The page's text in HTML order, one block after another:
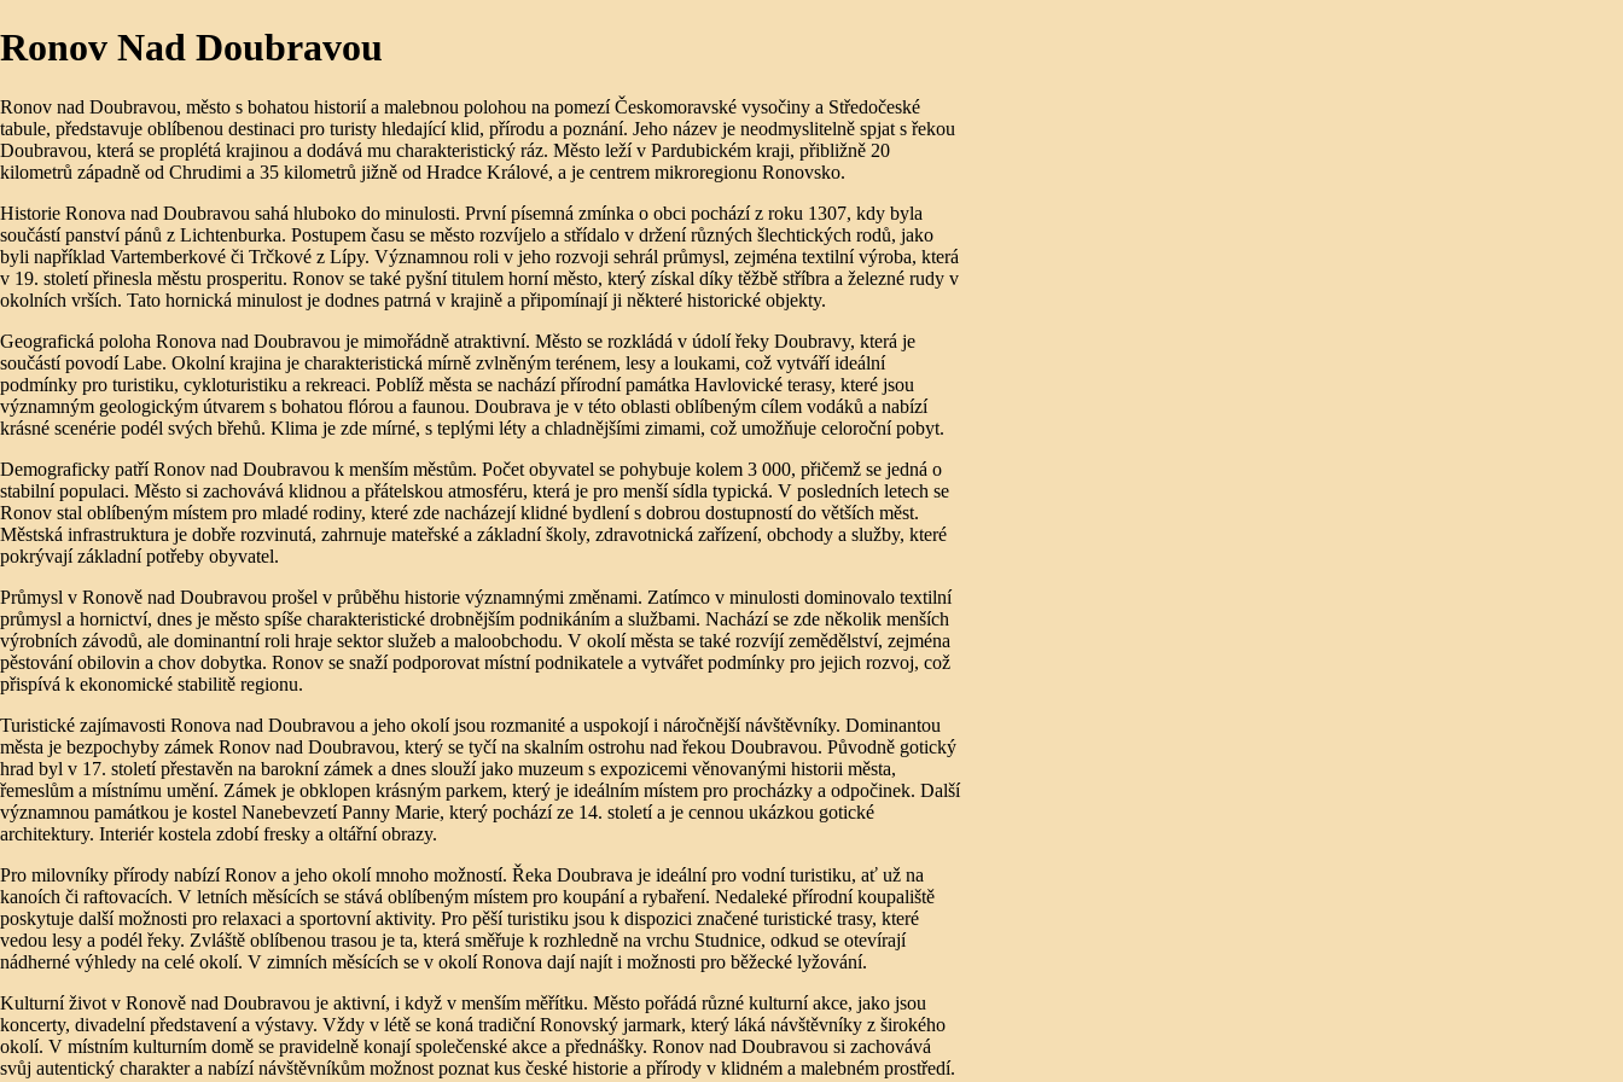
Ronov Nad Doubravou
Ronov nad Doubravou, město s bohatou historií a malebnou polohou na pomezí Českomoravské vysočiny a Středočeské
tabule, představuje oblíbenou destinaci pro turisty hledající klid, přírodu a poznání. Jeho název je neodmyslitelně spjat s řekou
Doubravou, která se proplétá krajinou a dodává mu charakteristický ráz. Město leží v Pardubickém kraji, přibližně 20
kilometrů západně od Chrudimi a 35 kilometrů jižně od Hradce Králové, a je centrem mikroregionu Ronovsko.
Historie Ronova nad Doubravou sahá hluboko do minulosti. První písemná zmínka o obci pochází z roku 1307, kdy byla
součástí panství pánů z Lichtenburka. Postupem času se město rozvíjelo a střídalo v držení různých šlechtických rodů, jako
byli například Vartemberkové či Trčkové z Lípy. Významnou roli v jeho rozvoji sehrál průmysl, zejména textilní výroba, která
v 19. století přinesla městu prosperitu. Ronov se také pyšní titulem horní město, který získal díky těžbě stříbra a železné rudy v
okolních vrších. Tato hornická minulost je dodnes patrná v krajině a připomínají ji některé historické objekty.
Geografická poloha Ronova nad Doubravou je mimořádně atraktivní. Město se rozkládá v údolí řeky Doubravy, která je
součástí povodí Labe. Okolní krajina je charakteristická mírně zvlněným terénem, lesy a loukami, což vytváří ideální
podmínky pro turistiku, cykloturistiku a rekreaci. Poblíž města se nachází přírodní památka Havlovické terasy, které jsou
významným geologickým útvarem s bohatou flórou a faunou. Doubrava je v této oblasti oblíbeným cílem vodáků a nabízí
krásné scenérie podél svých břehů. Klima je zde mírné, s teplými léty a chladnějšími zimami, což umožňuje celoroční pobyt.
Demograficky patří Ronov nad Doubravou k menším městům. Počet obyvatel se pohybuje kolem 3 000, přičemž se jedná o
stabilní populaci. Město si zachovává klidnou a přátelskou atmosféru, která je pro menší sídla typická. V posledních letech se
Ronov stal oblíbeným místem pro mladé rodiny, které zde nacházejí klidné bydlení s dobrou dostupností do větších měst.
Městská infrastruktura je dobře rozvinutá, zahrnuje mateřské a základní školy, zdravotnická zařízení, obchody a služby, které
pokrývají základní potřeby obyvatel.
Průmysl v Ronově nad Doubravou prošel v průběhu historie významnými změnami. Zatímco v minulosti dominovalo textilní
průmysl a hornictví, dnes je město spíše charakteristické drobnějším podnikáním a službami. Nachází se zde několik menších
výrobních závodů, ale dominantní roli hraje sektor služeb a maloobchodu. V okolí města se také rozvíjí zemědělství, zejména
pěstování obilovin a chov dobytka. Ronov se snaží podporovat místní podnikatele a vytvářet podmínky pro jejich rozvoj, což
přispívá k ekonomické stabilitě regionu.
Turistické zajímavosti Ronova nad Doubravou a jeho okolí jsou rozmanité a uspokojí i náročnější návštěvníky. Dominantou
města je bezpochyby zámek Ronov nad Doubravou, který se tyčí na skalním ostrohu nad řekou Doubravou. Původně gotický
hrad byl v 17. století přestavěn na barokní zámek a dnes slouží jako muzeum s expozicemi věnovanými historii města,
řemeslům a místnímu umění. Zámek je obklopen krásným parkem, který je ideálním místem pro procházky a odpočinek. Další
významnou památkou je kostel Nanebevzetí Panny Marie, který pochází ze 14. století a je cennou ukázkou gotické
architektury. Interiér kostela zdobí fresky a oltářní obrazy.
Pro milovníky přírody nabízí Ronov a jeho okolí mnoho možností. Řeka Doubrava je ideální pro vodní turistiku, ať už na
kanoích či raftovacích. V letních měsících se stává oblíbeným místem pro koupání a rybaření. Nedaleké přírodní koupaliště
poskytuje další možnosti pro relaxaci a sportovní aktivity. Pro pěší turistiku jsou k dispozici značené turistické trasy, které
vedou lesy a podél řeky. Zvláště oblíbenou trasou je ta, která směřuje k rozhledně na vrchu Studnice, odkud se otevírají
nádherné výhledy na celé okolí. V zimních měsících se v okolí Ronova dají najít i možnosti pro běžecké lyžování.
Kulturní život v Ronově nad Doubravou je aktivní, i když v menším měřítku. Město pořádá různé kulturní akce, jako jsou
koncerty, divadelní představení a výstavy. Vždy v létě se koná tradiční Ronovský jarmark, který láká návštěvníky z širokého
okolí. V místním kulturním domě se pravidelně konají společenské akce a přednášky. Ronov nad Doubravou si zachovává
svůj autentický charakter a nabízí návštěvníkům možnost poznat kus české historie a přírody v klidném a malebném prostředí.